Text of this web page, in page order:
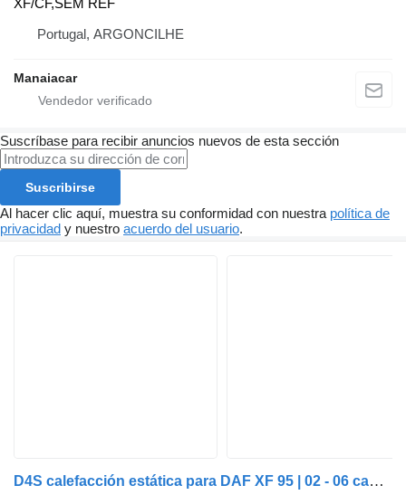
Portugal, ARGONCILHE
Manaiacar
Suscríbase para recibir anuncios nuevos de esta sección
Suscribirse
Al hacer clic aquí, muestra su conformidad con nuestra política de
privacidad y nuestro acuerdo del usuario.
D4S calefacción estática para DAF XF 95 | 02 - 06 camión